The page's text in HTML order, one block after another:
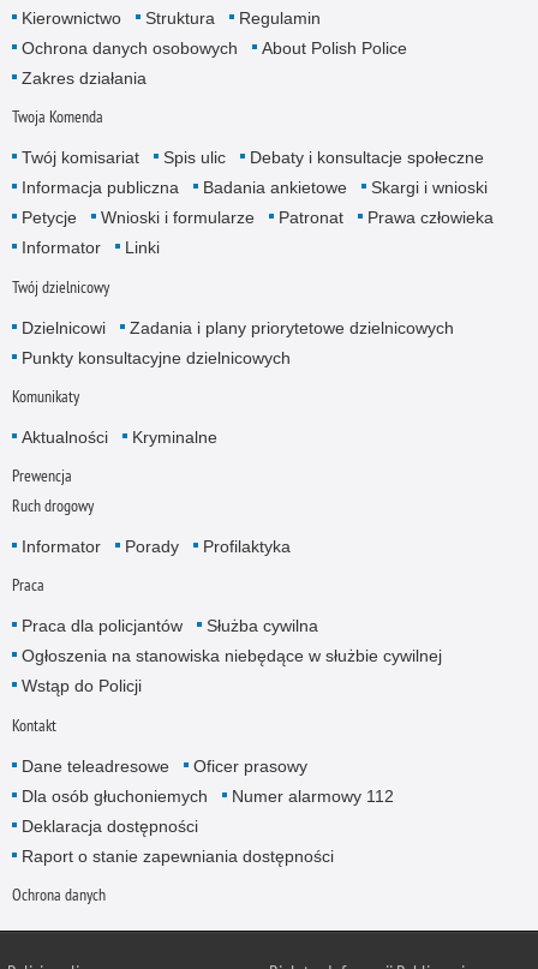
Kierownictwo Struktura
Regulamin
Ochrona danych osobowych
About Polish Police
Zakres działania
Twoja Komenda
Twój komisariat Spis ulic
Debaty i konsultacje społeczne
Informacja publiczna
Badania ankietowe
Skargi i wnioski
Petycje
Wnioski i formularze Patronat
Prawa człowieka
Informator
Linki
Twój dzielnicowy
Dzielnicowi
Zadania i plany priorytetowe dzielnicowych
Punkty konsultacyjne dzielnicowych
Komunikaty
Aktualności Kryminalne
Prewencja
Ruch drogowy
Informator Porady Profilaktyka
Praca
Praca dla policjantów
Służba cywilna
Ogłoszenia na stanowiska niebędące w służbie cywilnej
Wstąp do Policji
Kontakt
Dane teleadresowe
Oficer prasowy
Dla osób głuchoniemych
Numer alarmowy 112
Deklaracja dostępności
Raport o stanie zapewniania dostępności
Ochrona danych